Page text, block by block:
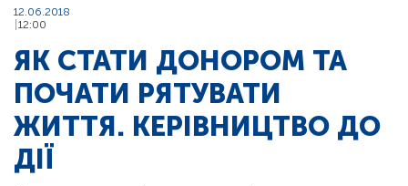
12.06.2018
12:00
ЯК СТАТИ ДОНОРОМ ТА
ПОЧАТИ РЯТУВАТИ
ЖИТТЯ. КЕРІВНИЦТВО ДО
ДІЇ